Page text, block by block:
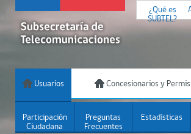
¿Qué es
SUBTEL?
Usuarios Concesionarios y
Participación
Ciudadana
Preguntas
Frecuentes
Estadísticas